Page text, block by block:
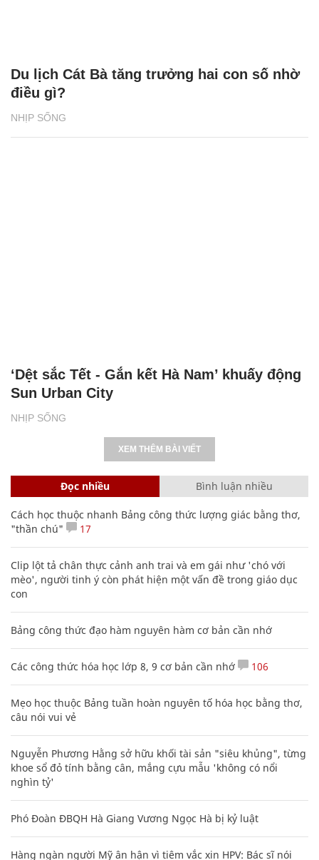
NHỊP SỐNG
Du lịch Cát Bà tăng trưởng hai con số nhờ
điều gì?
NHỊP SỐNG
‘Dệt sắc Tết - Gắn kết Hà Nam’ khuấy động
Sun Urban City
XEM THÊM BÀI VIẾT
Đọc nhiều Bình luận nhiều
Cách học thuộc nhanh Bảng công thức lượng giác bằng thơ,
"thần chú"
17
Clip lột tả chân thực cảnh anh trai và em gái như 'chó với
mèo', người tinh ý còn phát hiện một vấn đề trong giáo dục
con
Bảng công thức đạo hàm nguyên hàm cơ bản cần nhớ
Các công thức hóa học lớp 8, 9 cơ bản cần nhớ 106
Mẹo học thuộc Bảng tuần hoàn nguyên tố hóa học bằng thơ,
câu nói vui vẻ
Nguyễn Phương Hằng sở hữu khối tài sản "siêu khủng", từng
khoe sổ đỏ tính bằng cân, mắng cựu mẫu 'không có nổi
nghìn tỷ'
Phó Đoàn ĐBQH Hà Giang Vương Ngọc Hà bị kỷ luật
Hàng ngàn người Mỹ ân hận vì tiêm vắc xin HPV: Bác sĩ nói